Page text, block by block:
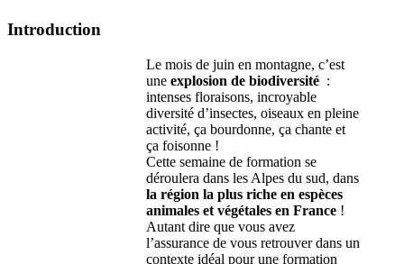
Introduction
Le mois de juin en montagne, c’est
une explosion de biodiversité :
intenses floraisons, incroyable
diversité d’insectes, oiseaux en pleine
activité, ça bourdonne, ça chante et
ça foisonne !
Cette semaine de formation se
déroulera dans les Alpes du sud, dans
la région la plus riche en espèces
animales et végétales en France!
Autant dire que vous avez
l’assurance de vous retrouver dans un
contexte idéal pour une formation